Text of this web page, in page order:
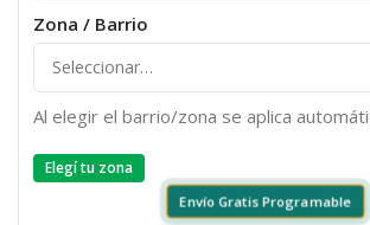
Zona / Barrio
Al elegir el barrio/zona se aplica
Elegí tu zona
Envío Gratis Programable